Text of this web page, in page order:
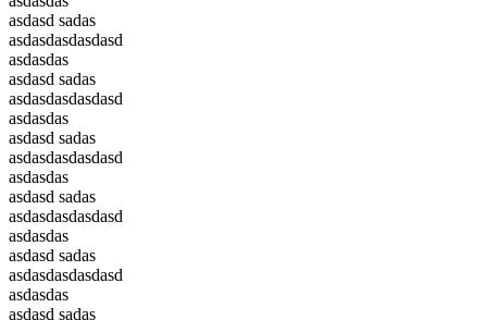
asdasd sadas
asdasdasdasdasd
asdasdas
asdasd sadas
asdasdasdasdasd
asdasdas
asdasd sadas
asdasdasdasdasd
asdasdas
asdasd sadas
asdasdasdasdasd
asdasdas
asdasd sadas
asdasdasdasdasd
asdasdas
asdasd sadas